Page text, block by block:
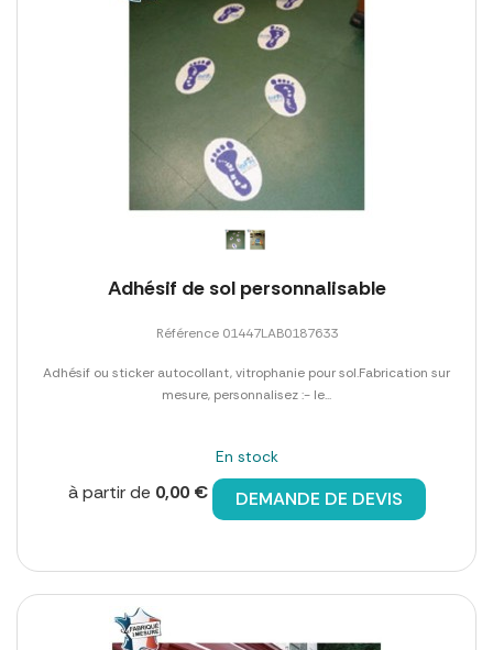
Adhésif de sol personnalisable
Référence 01447LAB0187633
Adhésif ou sticker autocollant, vitrophanie pour sol.Fabrication sur
mesure, personnalisez :- le...
En stock
à partir de 0,00 € DEMANDE DE DEVIS